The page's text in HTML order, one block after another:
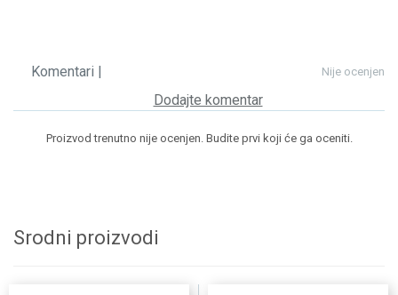
Nije ocenjen
Komentari |
Dodajte komentar
Proizvod trenutno nije ocenjen. Budite prvi koji će ga oceniti.
Srodni proizvodi